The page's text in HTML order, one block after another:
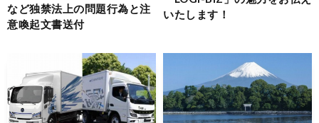
など独禁法上の問題行為と注
意喚起文書送付
いたします！